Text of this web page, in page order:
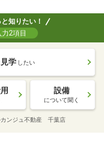
知りたい！
2項目
学 したい
設備
について聞く
カンジュ不動産 千葉店